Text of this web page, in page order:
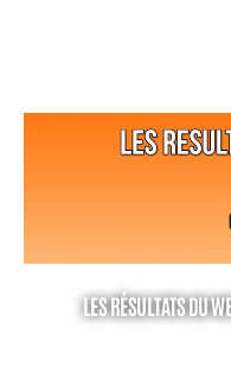
LES RÉSULTATS DU